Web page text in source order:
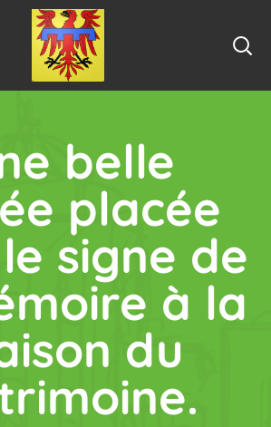
belle
placée
signe de
à la
du